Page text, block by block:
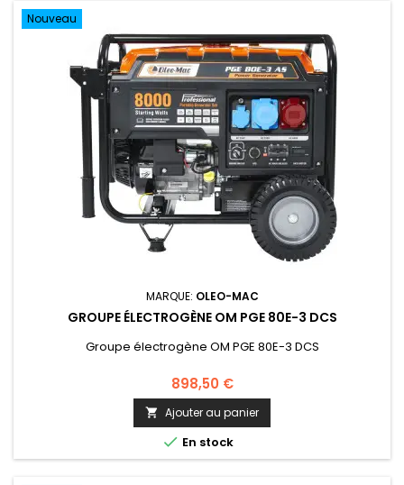
Nouveau
MARQUE: OLEO-MAC
GROUPE ÉLECTROGÈNE OM PGE 80E-3 DCS
Groupe électrogène OM PGE 80E-3 DCS
898,50 €
 Ajouter au panier
 En stock